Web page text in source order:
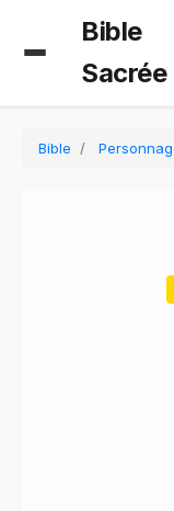
Bible
Sacrée
Bible